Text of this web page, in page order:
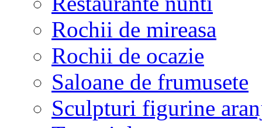
Rochii de mireasa
Rochii de ocazie
Saloane de frumusete
Sculpturi figurine